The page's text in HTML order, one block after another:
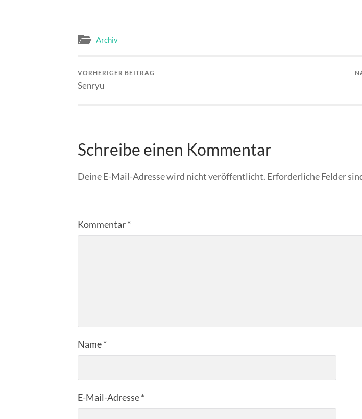
Archiv
VORHERIGER BEITRAG
Senryu
Schreibe einen Kommentar
Deine E-Mail-Adresse wird nicht veröffentlicht. Erforderliche Felder
Kommentar*
Name*
E-Mail-Adresse*